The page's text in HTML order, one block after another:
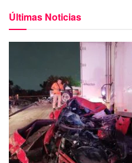
Últimas Noticias